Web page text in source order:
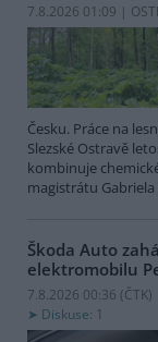
7.8.2026 01:09 |
Česku. Práce na
Slezské Ostravě
kombinuje
magistrátu
Škoda Auto
elektromobilu
7.8.2026 00:36 (ČTK)
Diskuse: 1